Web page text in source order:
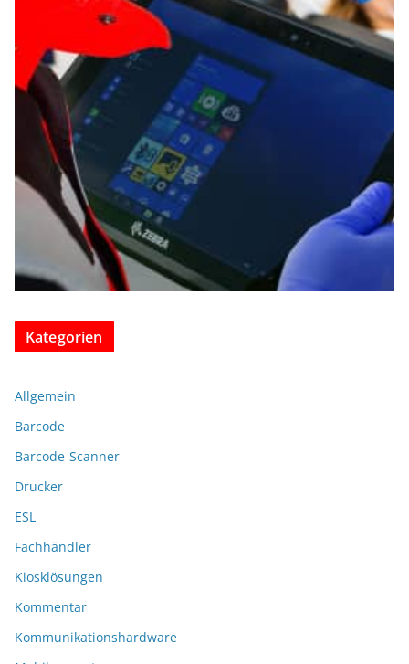
Kategorien
Allgemein
Barcode
Barcode-Scanner
Drucker
ESL
Fachhändler
Kiosklösungen
Kommentar
Kommunikationshardware